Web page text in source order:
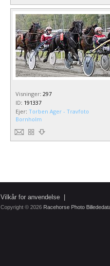
Visninger: 297
ID: 191337
Ejer: Torben Ager - Travfoto
Bornholm
Vilkår for anvendelse
Copyright © 2026 Racehorse Photo